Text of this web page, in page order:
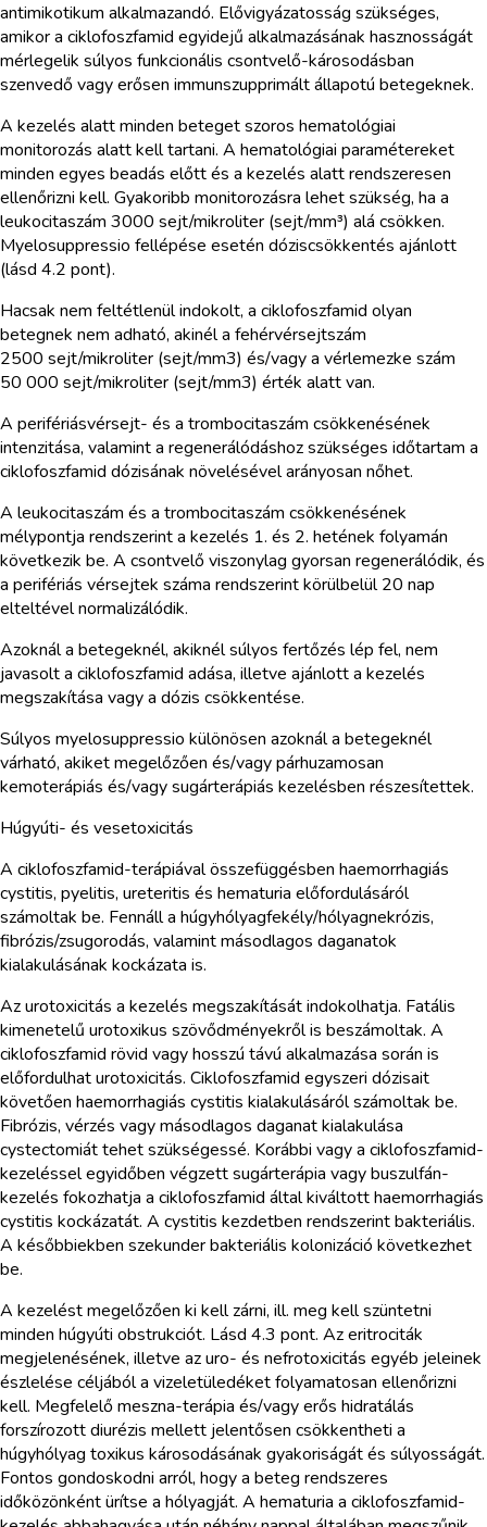
antimikotikum alkalmazandó. Elővigyázatosság szükséges,
amikor a ciklofoszfamid egyidejű alkalmazásának hasznosságát
mérlegelik súlyos funkcionális csontvelő-károsodásban
szenvedő vagy erősen immunszupprimált állapotú betegeknek.
A kezelés alatt minden beteget szoros hematológiai
monitorozás alatt kell tartani. A hematológiai paramétereket
minden egyes beadás előtt és a kezelés alatt rendszeresen
ellenőrizni kell. Gyakoribb monitorozásra lehet szükség, ha a
leukocitaszám 3000 sejt/mikroliter (sejt/mm³) alá csökken.
Myelosuppressio fellépése esetén dóziscsökkentés ajánlott
(lásd 4.2 pont).
Hacsak nem feltétlenül indokolt, a ciklofoszfamid olyan
betegnek nem adható, akinél a fehérvérsejtszám
2500 sejt/mikroliter (sejt/mm3) és/vagy a vérlemezke szám
50 000 sejt/mikroliter (sejt/mm3) érték alatt van.
A perifériásvérsejt- és a trombocitaszám csökkenésének
intenzitása, valamint a regenerálódáshoz szükséges időtartam a
ciklofoszfamid dózisának növelésével arányosan nőhet.
A leukocitaszám és a trombocitaszám csökkenésének
mélypontja rendszerint a kezelés 1. és 2. hetének folyamán
következik be. A csontvelő viszonylag gyorsan regenerálódik, és
a perifériás vérsejtek száma rendszerint körülbelül 20 nap
elteltével normalizálódik.
Azoknál a betegeknél, akiknél súlyos fertőzés lép fel, nem
javasolt a ciklofoszfamid adása, illetve ajánlott a kezelés
megszakítása vagy a dózis csökkentése.
Súlyos myelosuppressio különösen azoknál a betegeknél
várható, akiket megelőzően és/vagy párhuzamosan
kemoterápiás és/vagy sugárterápiás kezelésben részesítettek.
Húgyúti- és vesetoxicitás
A ciklofoszfamid-terápiával összefüggésben haemorrhagiás
cystitis, pyelitis, ureteritis és hematuria előfordulásáról
számoltak be. Fennáll a húgyhólyagfekély/hólyagnekrózis,
fibrózis/zsugorodás, valamint másodlagos daganatok
kialakulásának kockázata is.
Az urotoxicitás a kezelés megszakítását indokolhatja. Fatális
kimenetelű urotoxikus szövődményekről is beszámoltak. A
ciklofoszfamid rövid vagy hosszú távú alkalmazása során is
előfordulhat urotoxicitás. Ciklofoszfamid egyszeri dózisait
követően haemorrhagiás cystitis kialakulásáról számoltak be.
Fibrózis, vérzés vagy másodlagos daganat kialakulása
cystectomiát tehet szükségessé. Korábbi vagy a ciklofoszfamid-
kezeléssel egyidőben végzett sugárterápia vagy buszulfán-
kezelés fokozhatja a ciklofoszfamid által kiváltott haemorrhagiás
cystitis kockázatát. A cystitis kezdetben rendszerint bakteriális.
A későbbiekben szekunder bakteriális kolonizáció következhet
be.
A kezelést megelőzően ki kell zárni, ill. meg kell szüntetni
minden húgyúti obstrukciót. Lásd 4.3 pont. Az eritrociták
megjelenésének, illetve az uro- és nefrotoxicitás egyéb jeleinek
észlelése céljából a vizeletüledéket folyamatosan ellenőrizni
kell. Megfelelő meszna-terápia és/vagy erős hidratálás
forszírozott diurézis mellett jelentősen csökkentheti a
húgyhólyag toxikus károsodásának gyakoriságát és súlyosságát.
Fontos gondoskodni arról, hogy a beteg rendszeres
időközönként ürítse a hólyagját. A hematuria a ciklofoszfamid-